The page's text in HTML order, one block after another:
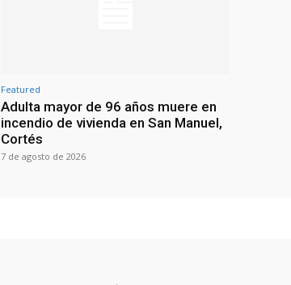
Featured
Adulta mayor de 96 años muere en
incendio de vivienda en San Manuel,
Cortés
7 de agosto de 2026